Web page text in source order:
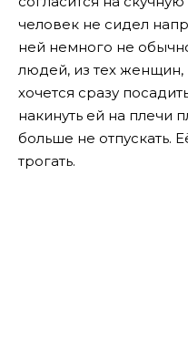
человек не сидел
ней немного не
людей, из тех женщин,
хочется сразу
накинуть ей на плечи
больше не отпускать.
трогать.